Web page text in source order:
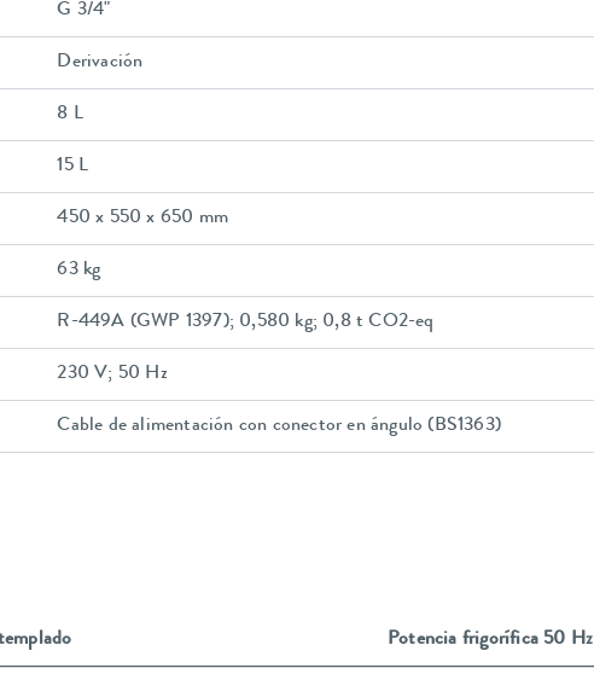
G 3/4"
Derivación
8 L
15 L
450 x 550 x 650 mm
63 kg
R-449A (GWP 1397); 0,580 kg; 0,8 t CO2-eq
230 V; 50 Hz
Cable de alimentación con conector en ángulo (BS1363)
Potencia frigorífica 50 Hz